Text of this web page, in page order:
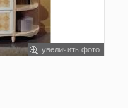
увеличить фото